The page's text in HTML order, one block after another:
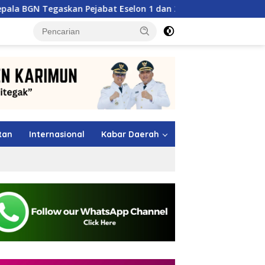
Pejabat Eselon 1 dan 2 Wajib Berkarya di Daerah, Bukan
Internasional Kabar Daerah